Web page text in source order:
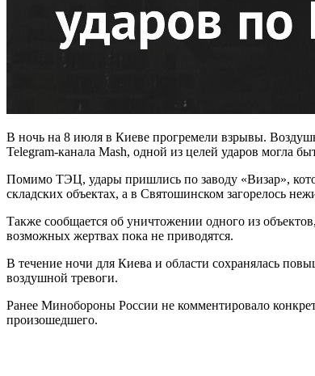
В ночь на 8 июля в Киеве прогремели взрывы.
Telegram-канала Mash, одной из целей ударов могла
Помимо ТЭЦ, удары пришлись по заводу «Визар»,
складских объектах, а в Святошинском загорелось
Также сообщается об уничтожении одного из
возможных жертвах пока не приводятся.
В течение ночи для Киева и области сохранялась
воздушной тревоги.
Ранее Минобороны России не комментировало
произошедшего.